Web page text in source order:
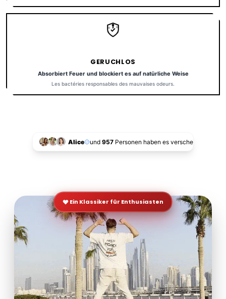
GERUCHLOS
Absorbiert Feuer und blockiert es auf natürliche Weise
Les bactéries responsables des mauvaises odeurs.
Alice und 957 Personen haben es verschenkt!
Ein Klassiker für Enthusiasten